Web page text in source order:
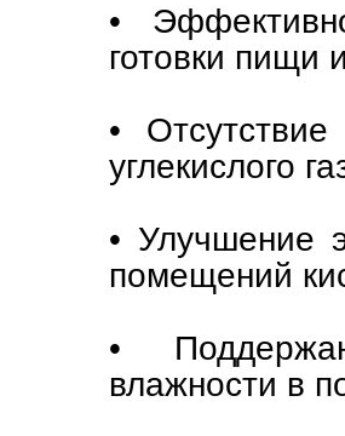
•
готовки пищи
•
углекислого
• Улучшение
помещений
•
влажности в